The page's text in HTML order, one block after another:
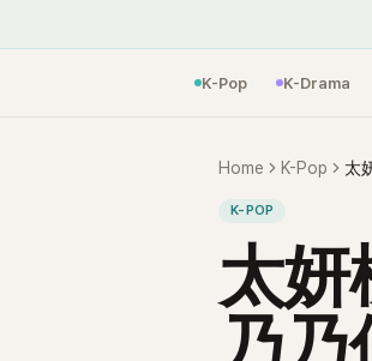
K-Pop K-Drama
Home K-Pop
K-POP
太妍